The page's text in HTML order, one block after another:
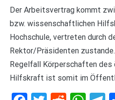
Der Arbeitsvertrag kommt
bzw. wissenschaftlichen
Hochschule, vertreten durch
Rektor/Präsidenten
Regelfall Körperschaften
Hilfskraft ist somit im